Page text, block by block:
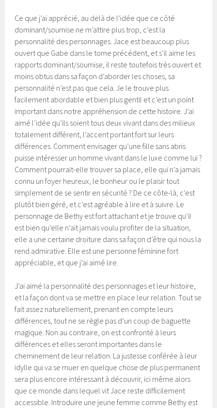
Ce que j’ai apprécié, au delà de l’idée que ce côté
dominant/soumise ne m’attire plus trop, c’est la
personnalité des personnages. Jace est beaucoup plus
ouvert que Gabe dans le tome précédent, et s’il aime les
rapports dominant/soumise, il reste toutefois très ouvert et
moins obtus dans sa façon d’aborder les choses, sa
personnalité n’est pas que cela. Je le trouve plus
facilement abordable et bien plus gentil et c’est un point
important dans notre appréhension de cette histoire. J’ai
aimé l’idée qu’ils soient tous deux vivant dans des milieux
totalement différent, l’accent portant fort sur leurs
différences. Comment envisager qu’une fille sans abris
puisse intéresser un homme vivant dans le luxe comme lui ?
Comment pourrait-elle trouver sa place, elle qui n’a jamais
connu un foyer heureux, le bonheur ou le plaisir tout
simplement de se sentir en sécurité ? De ce côte-là, c’est
plutôt bien géré, et c’est agréable à lire et à suivre. Le
personnage de Bethy est fort attachant et je trouve qu’il
est bien qu’elle n’ait jamais voulu profiter de la situation,
elle a une certaine droiture dans sa façon d’être qui nous la
rend admirative. Elle est une personne féminine fort
appréciable, et que j’ai aimé lire.
J’ai aimé la personnalité des personnages et leur histoire,
et la façon dont va se mettre en place leur relation. Tout se
fait assez naturellement, prenant en compte leurs
différences, tout ne se règle pas d’un coup de baguette
magique. Non au contraire, on est confronté à leurs
différences et elles seront importantes dans le
cheminement de leur relation. La justesse conférée à leur
idylle qui va se muer en quelque chose de plus permanent
sera plus encore intéressant à découvrir, ici même alors
que ce monde dans lequel vit Jace reste difficilement
accessible. Introduire une jeune femme comme Bethy est